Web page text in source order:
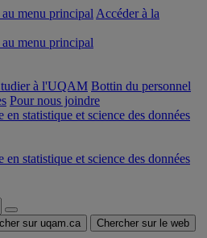
menu principal Accéder à la
menu principal
à l'UQAM Bottin du personnel
Pour nous joindre
statistique et science des données
statistique et science des données
sur uqam.ca Chercher sur le web